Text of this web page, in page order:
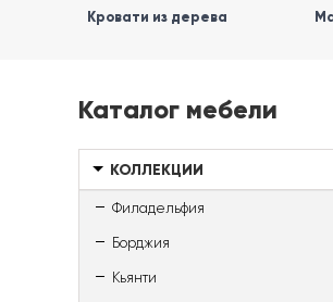
Кровати из дерева
Каталог мебели
КОЛЛЕКЦИИ
Филадельфия
Борджия
Кьянти